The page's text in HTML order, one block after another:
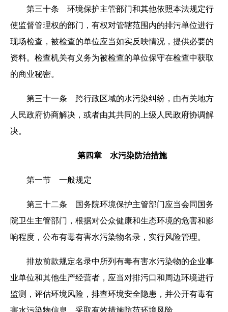
第三十条 环境保护主管部门和其他依照本法规定行
使监督管理权的部门，有权对管辖范围内的排污单位进行
现场检查，被检查的单位应当如实反映情况，提供必要的
资料。检查机关有义务为被检查的单位保守在检查中获取
的商业秘密。
第三十一条 跨行政区域的水污染纠纷，由有关地方
人民政府协商解决，或者由其共同的上级人民政府协调解
决。
第四章 水污染防治措施
第一节 一般规定
第三十二条 国务院环境保护主管部门应当会同国务
院卫生主管部门，根据对公众健康和生态环境的危害和影
响程度，公布有毒有害水污染物名录，实行风险管理。
排放前款规定名录中所列有毒有害水污染物的企业事
业单位和其他生产经营者，应当对排污口和周边环境进行
监测，评估环境风险，排查环境安全隐患，并公开有毒有
害水污染物信息，采取有效措施防范环境风险。